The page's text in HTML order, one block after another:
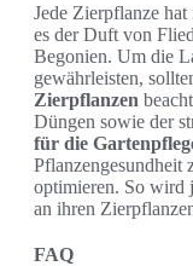
Jede Zierpflanze
es der Duft von
Begonien. Um die
gewährleisten,
Zierpflanzen
Düngen sowie der
für die
Pflanzengesundheit
optimieren. So wird
an ihren
FAQ